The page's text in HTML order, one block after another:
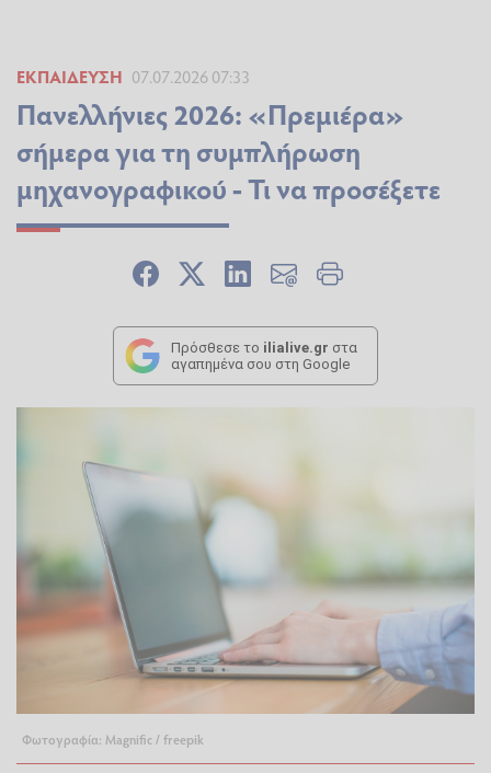
ΕΚΠΑΊΔΕΥΣΗ 07.07.2026 07:33
Πανελλήνιες 2026: «Πρεμιέρα»
σήμερα για τη συμπλήρωση
μηχανογραφικού - Τι να προσέξετε
Πρόσθεσε το ilialive.gr στα
αγαπημένα σου στη Google
Φωτογραφία: Magnific / freepik